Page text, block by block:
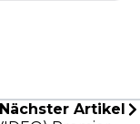
Nächster Artikel